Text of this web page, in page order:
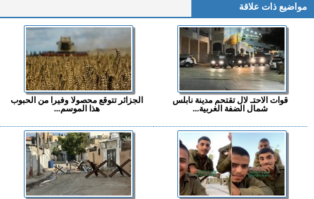
مواضيع ذات علاقة
قوات الاحتـ لال تقتحم مدينة نابلس
شمال الضفة الغربية...
الجزائر تتوقع محصولا وفيرا من الحبوب
هذا الموسم...